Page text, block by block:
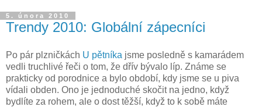
5. února 2010
Trendy 2010: Globální zápecníci
Po pár plzničkách U pětníka jsme posledně s kamarádem
vedli truchlivé řeči o tom, že dřív bývalo líp. Známe se
prakticky od porodnice a bylo období, kdy jsme se u piva
vídali obden. Ono je jednoduché skočit na jedno, když
bydlíte za rohem, ale o dost těžší, když to k sobě máte